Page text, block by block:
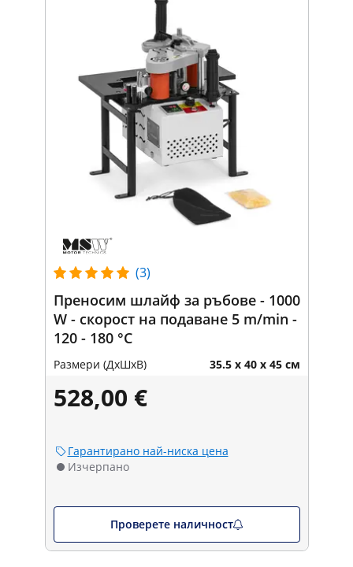
(3)
Преносим шлайф за ръбове - 1000
W - скорост на подаване 5 m/min -
120 - 180 °C
Размери (ДxШxВ) 35.5 x 40 x 45 см
528,00 €
Гарантирано най-ниска цена
Изчерпано
Проверете наличност